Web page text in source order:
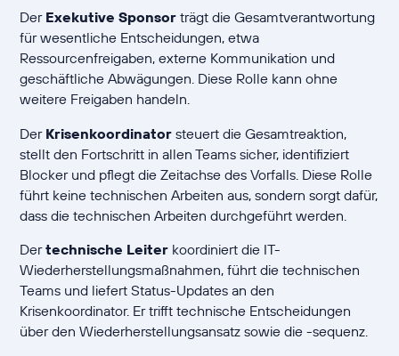
Der Exekutive Sponsor trägt die Gesamtverantwortung
für wesentliche Entscheidungen, etwa
Ressourcenfreigaben, externe Kommunikation und
geschäftliche Abwägungen. Diese Rolle kann ohne
weitere Freigaben handeln.
Der Krisenkoordinator steuert die Gesamtreaktion,
stellt den Fortschritt in allen Teams sicher, identifiziert
Blocker und pflegt die Zeitachse des Vorfalls. Diese Rolle
führt keine technischen Arbeiten aus, sondern sorgt dafür,
dass die technischen Arbeiten durchgeführt werden.
Dertechnische Leiter koordiniert die IT-
Wiederherstellungsmaßnahmen, führt die technischen
Teams und liefert Status-Updates an den
Krisenkoordinator. Er trifft technische Entscheidungen
über den Wiederherstellungsansatz sowie die -sequenz.